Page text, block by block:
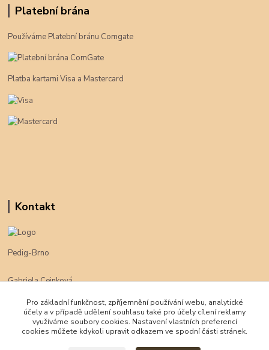
Platební brána
Používáme Platební bránu Comgate
Platba kartami Visa a Mastercard
Kontakt
Pedig-Brno
Gabriela Cejnková
klimpe@klimpe.cz
Pro základní funkčnost, zpříjemnění používání webu, analytické
účely a v případě udělení souhlasu také pro účely cílení reklamy
využíváme soubory cookies. Nastavení vlastních preferencí
cookies můžete kdykoli upravit odkazem ve spodní části stránek.